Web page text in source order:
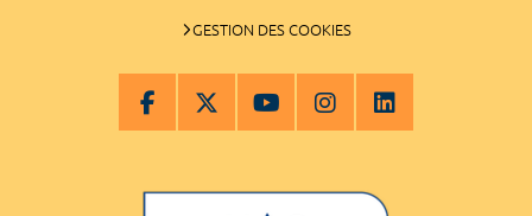
GESTION DES COOKIES